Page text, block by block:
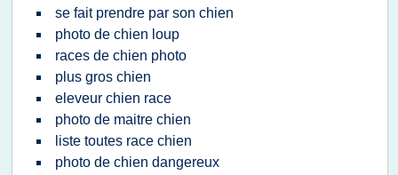
se fait prendre par son chien
photo de chien loup
races de chien photo
plus gros chien
eleveur chien race
photo de maitre chien
liste toutes race chien
photo de chien dangereux